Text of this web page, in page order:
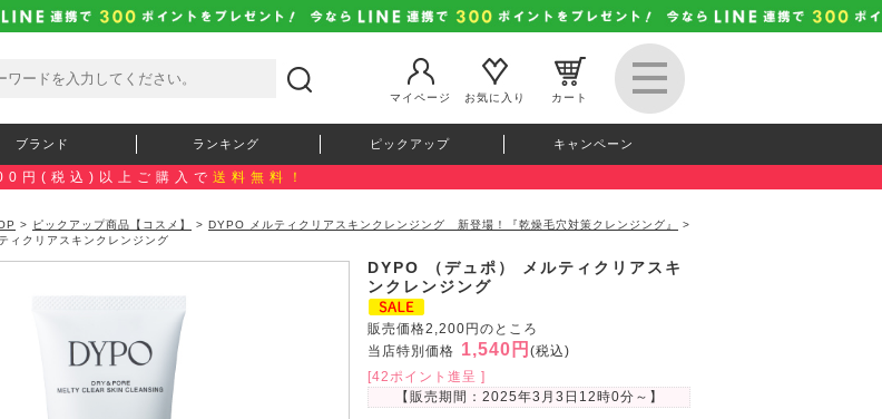
マイページ
お気に入り カート
ブランド ランキング ピックアップ キャンペーン
円(税込)以上ご購入で 送料無料！
> ピックアップ商品【コスメ】 > DYPO メルティクリアスキンクレンジング 新登場！『乾燥毛穴対策クレンジング』
>
ィクリアスキンクレンジング
DYPO （デュポ） メルティクリアスキ
ンクレンジング
販売価格2,200円のところ
当店特別価格 1,540円 (税込)
[42ポイント進呈 ]
【販売期間： 2025年3月3日12時0分 ～】